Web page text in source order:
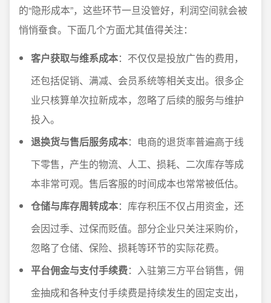
的“隐形成本”，这些环节一旦没管好，利润空间就会被
悄悄蚕食。下面几个方面尤其值得关注：
客户获取与维系成本：不仅仅是投放广告的费用，
还包括促销、满减、会员系统等相关支出。很多企
业只核算单次拉新成本，忽略了后续的服务与维护
投入。
退换货与售后服务成本：电商的退货率普遍高于线
下零售，产生的物流、人工、损耗、二次库存等成
本非常可观。售后客服的时间成本也常常被低估。
仓储与库存周转成本：库存积压不仅占用资金，还
会因过季、过保而贬值。部分企业只关注采购价，
忽略了仓储、保险、损耗等环节的实际花费。
平台佣金与支付手续费：入驻第三方平台销售，佣
金抽成和各种支付手续费是持续发生的固定支出，